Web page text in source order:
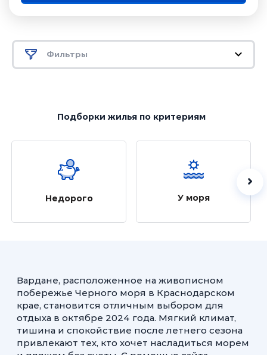
Фильтры
Подборки жильяпо критериям
Недорого У моря
Вардане, расположенное на живописном
побережье Черного моря в Краснодарском
крае, становится отличным выбором для
отдыха в октябре 2024 года. Мягкий климат,
тишина и спокойствие после летнего сезона
привлекают тех, кто хочет насладиться морем